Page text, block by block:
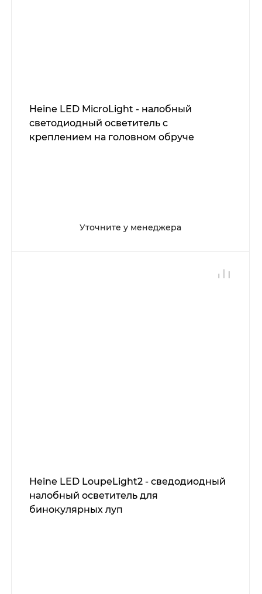
Heine LED MicroLight - налобный
светодиодный осветитель с
креплением на головном обруче
Уточните у менеджера
Heine LED LoupeLight2 - сведодиодный
налобный осветитель для
бинокулярных луп